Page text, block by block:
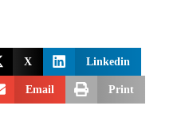
X Linkedin
Email Print